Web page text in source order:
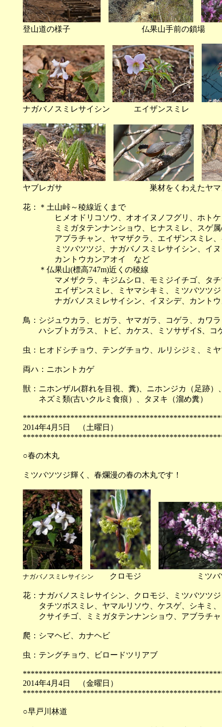
登山道の様子 仏果山手前の鎖場
ナガバノスミレサイシン エイザンス
ヤブレガサ 巣材をくわえたヤマガラ
花：＊土山峠～稜線近くまで
ヒメオドリコソウ、オオイヌノフグリ、ホトケノ
ミミガタテンナンショウ、ヒナスミレ、スゲ属
アブラチャン、ヤマザクラ、エイザンスミレ、
ミツバツツジ、ナガバノスミレサイシン、イヌ
カントウカンアオイ など
＊仏果山(標高747m)近くの稜線
マメザクラ、キジムシロ、モミジイチゴ、タチ
エイザンスミレ、ミヤマシキミ、ミツバツツジ
ナガバノスミレサイシン、イヌシデ、カントウ
鳥：シジュウカラ、ヒガラ、ヤマガラ、コゲラ、カワ
ハシブトガラス、トビ、カケス、ミソサザイS、
虫：ヒオドシチョウ、テングチョウ、ルリシジミ、ミ
両ハ：ニホントカゲ
獣：ニホンザル(群れを目視、糞)、ニホンジカ（足跡）
ネズミ類(古いクルミ食痕）、タヌキ（溜め糞）
2014年4月5日 （土曜日
○春の木丸
ミツバツツジ輝く、春爛漫の春の木丸です！
ナガバノスミレサイシン クロモジ ミツバツ
花：ナガバノスミレサイシン、クロモジ、ミツバツツ
タチツボスミレ、ヤマルリソウ、ケスゲ、シキミ、
クサイチゴ、ミミガタテンナンショウ、アブラチ
爬：シマヘビ、カナヘビ
虫：テングチョウ、ビロードツリアブ
2014年4月4日 （金
○早戸川林道